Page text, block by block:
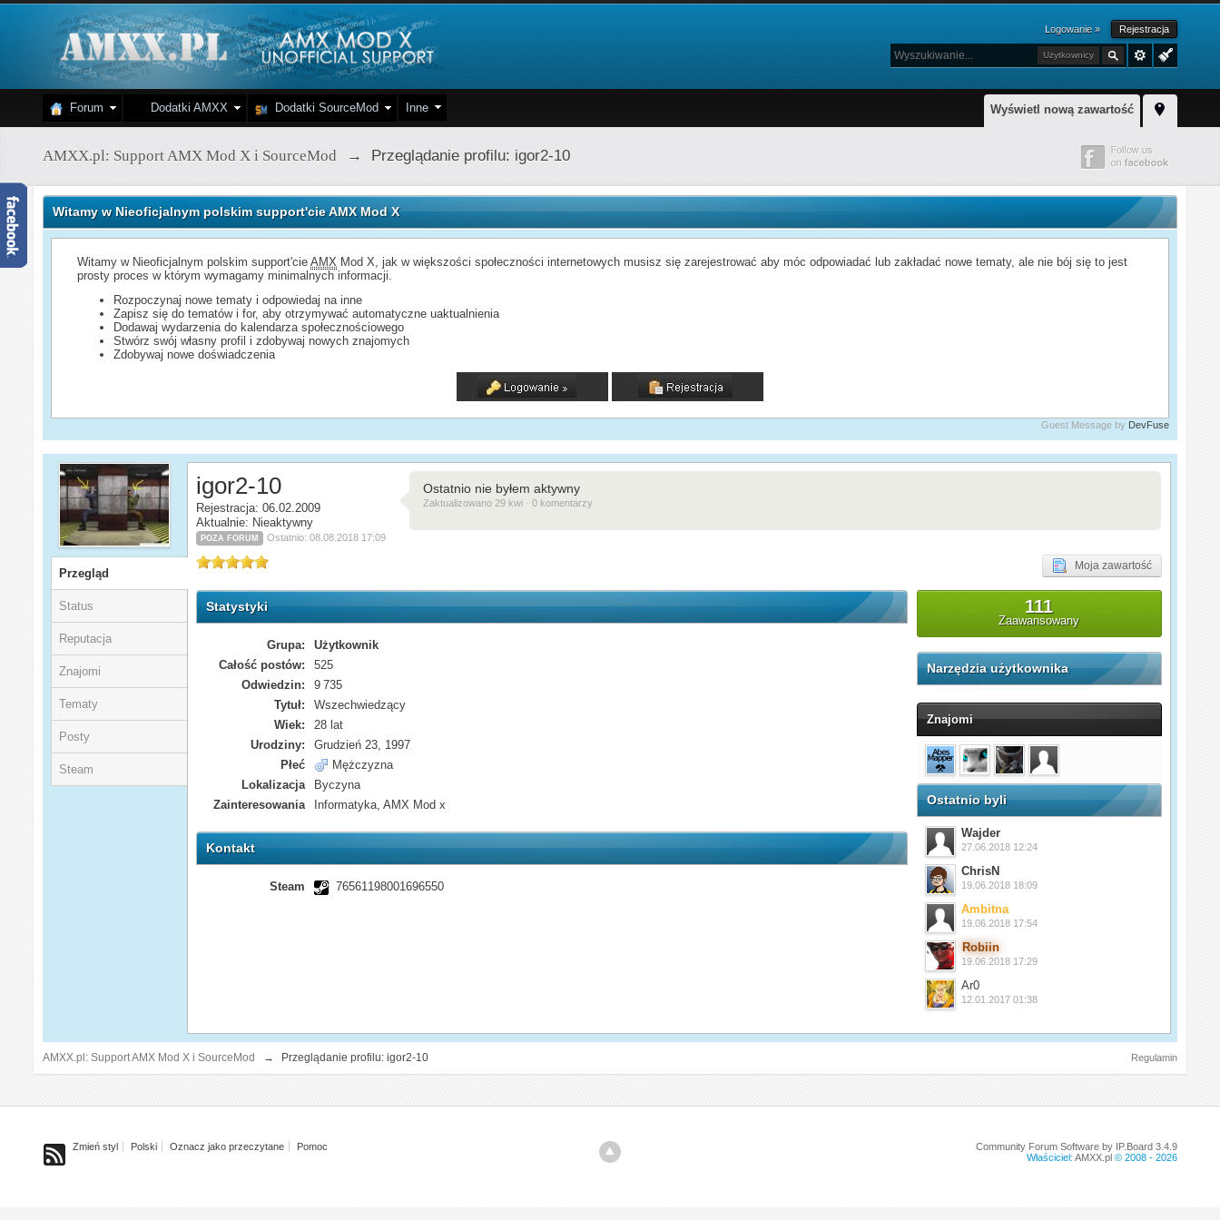
Logowanie » Rejestracja
Użytkownicy
Wyświetl nową zawartość
Forum Dodatki AMXX Dodatki SourceMod Inne
AMXX.pl: Support AMX Mod X i SourceMod → Przeglądanie profilu: igor2-10
Witamy w Nieoficjalnym polskim support'cie AMX Mod X
Witamy w Nieoficjalnym polskim support'cieAMX Mod X, jak w większości społeczności internetowych musisz się zarejestrować aby móc odpowiadać lub zakładać nowe tematy, ale nie bój się to jest
prosty proces w którym wymagamy minimalnych informacji.
Rozpoczynaj nowe tematy i odpowiedaj na inne
Zapisz się do tematów i for, aby otrzymywać automatyczne uaktualnienia
Dodawaj wydarzenia do kalendarza społecznościowego
Stwórz swój własny profil i zdobywaj nowych znajomych
Zdobywaj nowe doświadczenia
Guest Message by DevFuse
Przegląd
Status
Reputacja
Znajomi
Tematy
Posty
Steam
igor2-10
Rejestracja: 06.02.2009
Aktualnie: Nieaktywny
POZA FORUM Ostatnio: 08.08.2018 17:09
Ostatnio nie byłem aktywny
Zaktualizowano 29 kwi · 0 komentarzy
Moja zawartość
Statystyki
Grupa:
Użytkownik
Całość postów:
525
Odwiedzin:
9 735
Tytuł:
Wszechwiedzący
Wiek:
28 lat
Urodziny:
Grudzień 23, 1997
Płeć
Mężczyzna
Lokalizacja
Byczyna
Zainteresowania
Informatyka, AMX Mod x
Kontakt
Steam 76561198001696550
111
Zaawansowany
Narzędzia użytkownika
Znajomi
Ostatnio byli
Wajder
27.06.2018 12:24
ChrisN
19.06.2018 18:09
Ambitna
19.06.2018 17:54
Robiin
19.06.2018 17:29
Ar0
12.01.2017 01:38
AMXX.pl: Support AMX Mod X i SourceMod → Przeglądanie profilu: igor2-10 Regulamin
Zmień styl Polski Oznacz jako przeczytane Pomoc
Community Forum Software by IP.Board 3.4.9
Właściciel: AMXX.pl© 2008 - 2026